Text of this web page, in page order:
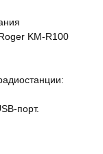
KM-R100
порт.